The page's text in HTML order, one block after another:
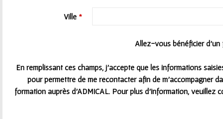
Ville *
Allez-vous bénéficier d'un
En remplissant ces champs, j’accepte que les informations
pour permettre de me recontacter afin de m’accompagner
formation auprès d’ADMICAL. Pour plus d'information, veuillez